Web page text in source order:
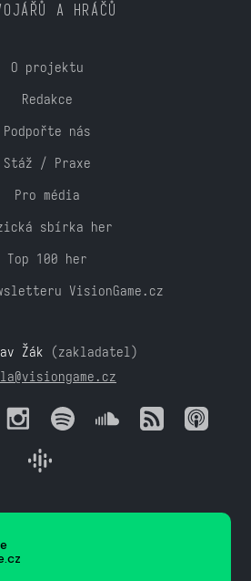
A HRÁČŮ
O projektu
Redakce
Podpořte nás
Stáž / Praxe
Pro média
sbírka her
Top 100 her
VisionGame.cz
Žák (zakladatel)